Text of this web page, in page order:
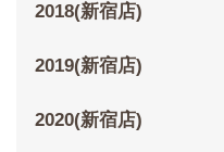
2018(新宿店)
2019(新宿店)
2020(新宿店)